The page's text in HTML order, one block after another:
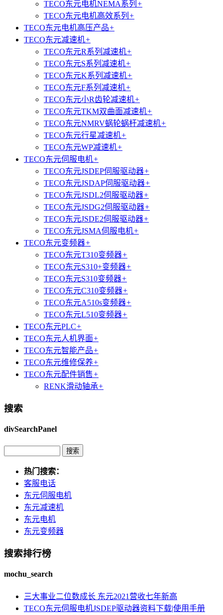
TECO东元电机NEMA系列 +
TECO东元电机高效系列 +
TECO东元电机高压产品+
TECO东元减速机+
TECO东元R系列减速机+
TECO东元S系列减速机+
TECO东元K系列减速机+
TECO东元F系列减速机+
TECO东元小R齿轮减速机+
TECO东元TKM双曲面减速机+
TECO东元NMRV蜗轮蜗杆减速机+
TECO东元行星减速机+
TECO东元WP减速机+
TECO东元伺服电机+
TECO东元JSDEP伺服驱动器+
TECO东元JSDAP伺服驱动器+
TECO东元JSDL2伺服驱动器+
TECO东元JSDG2伺服驱动器+
TECO东元JSDE2伺服驱动器+
TECO东元JSMA伺服电机+
TECO东元变频器+
TECO东元T310变频器+
TECO东元S310+变频器+
TECO东元S310变频器+
TECO东元C310变频器+
TECO东元A510s变频器+
TECO东元L510变频器+
TECO东元PLC+
TECO东元人机界面+
TECO东元智能产品+
TECO东元维修保养+
TECO东元配件销售+
RENK滑动轴承+
搜索
divSearchPanel
热门搜索：
客服电话
东元伺服电机
东元减速机
东元电机
东元变频器
搜索排行榜
mochu_search
三大事业二位数成长 东元2021营收七年新高
TECO东元伺服电机JSDEP驱动器资料下载|使用手册